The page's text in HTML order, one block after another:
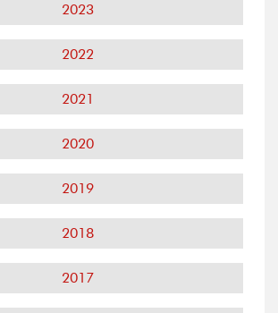
2023
2022
2021
2020
2019
2018
2017